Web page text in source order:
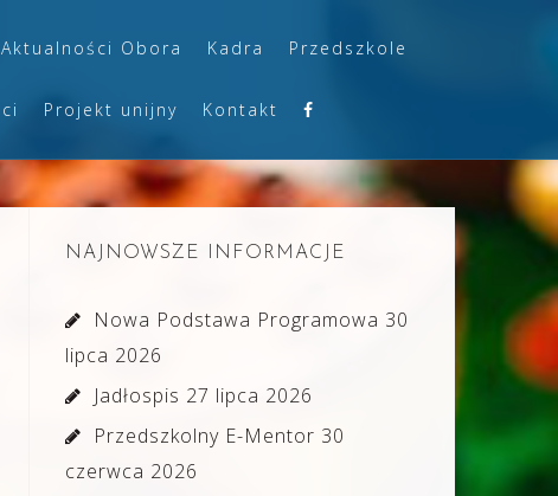
Aktualności Obora Kadra Przedszkole
Projekt unijny Kontakt
NAJNOWSZE INFORMACJE
Nowa Podstawa Programowa 30
lipca 2026
Jadłospis 27 lipca 2026
Przedszkolny E-Mentor 30
czerwca 2026